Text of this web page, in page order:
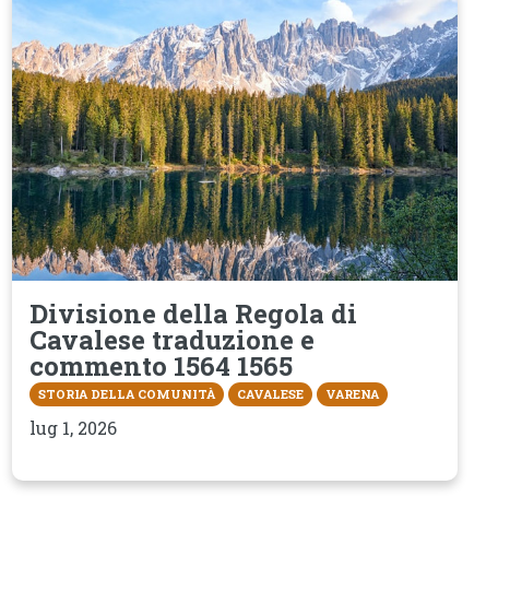
Divisione della Regola di
Cavalese traduzione e
commento 1564 1565
STORIA DELLA COMUNITÀ CAVALESE VARENA
lug 1, 2026